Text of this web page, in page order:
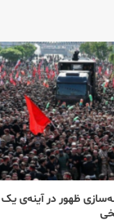
ظهور در آینه‌ی